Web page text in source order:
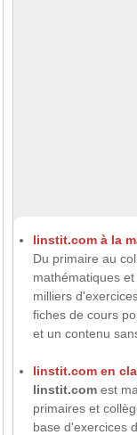
linstit.com à la
Du primaire au
mathématiques
milliers
fiches de cours
et un contenu
linstit.com en
linstit.com est
primaires et
base d'exercices